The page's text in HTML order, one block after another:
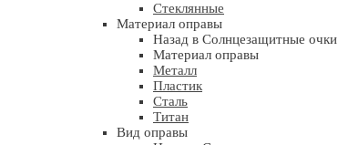
Стеклянные
Материал оправы
Назад в Солнцезащитные очки
Материал оправы
Металл
Пластик
Сталь
Титан
Вид оправы